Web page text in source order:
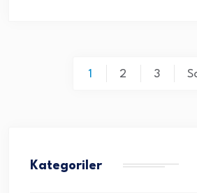
1 2 3
Kategoriler